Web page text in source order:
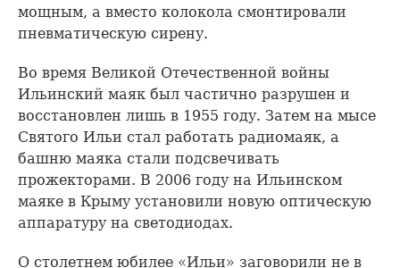
мощным, а вместо колокола смонтировали
пневматическую сирену.
Во время Великой Отечественной войны
Ильинский маяк был частично разрушен и
восстановлен лишь в 1955 году. Затем на мысе
Святого Ильи стал работать радиомаяк, а
башню маяка стали подсвечивать
прожекторами. В 2006 году на Ильинском
маяке в Крыму установили новую оптическую
аппаратуру на светодиодах.
О столетнем юбилее «Ильи» заговорили не в